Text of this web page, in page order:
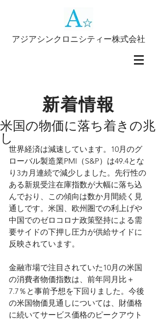
アジアシンクロニシティー株式会社
新着情報
米国の物価に落ち着きの兆
し
世界経済は減速しています。10月のグ
ローバル製造業PMI（S&P）は49.4とな
り3カ月連続で減少しました。先行性の
ある新規受注在庫指数が大幅に落ち込
んでおり、この傾向は数か月間続く見
通しです。米国、欧州圏での利上げや
中国でのゼロコロナ政策堅持による需
要サイドの下押し圧力が供給サイドに
反映されています。
金融市場で注目されていた10月の米国
の消費者物価指数は、前年同月比＋
7.7％と事前予想を下回りました。今後
の米国物価見通しについては、財価格
に続いてサービス価格のピークアウト